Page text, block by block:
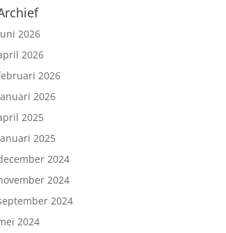
2026
2026
2026
2026
2025
2025
2024
2024
2024
2024